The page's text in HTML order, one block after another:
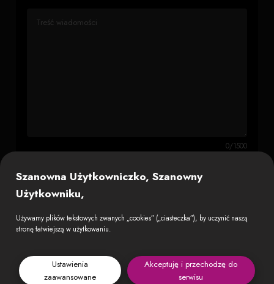
Treść wiadomości
0/1500
Szanowna Użytkowniczko, Szanowny
Użytkowniku,
Używamy plików tekstowych zwanych „cookies” („ciasteczka”), by uczynić naszą
stronę łatwiejszą w użytkowaniu.
Ustawienia
zaawansowane
Akceptuję i przechodzę do
serwisu